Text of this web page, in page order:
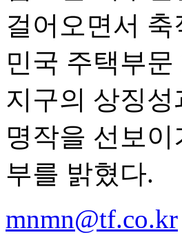
걸어오면서
민국 주택부
지구의 상징
명작을 선보
부를 밝혔다.
mnmn@tf.co.kr